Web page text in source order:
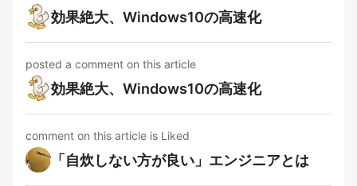
効果絶大、Windows10の高速化
posted a comment on this article
効果絶大、Windows10の高速化
comment on this article is Liked
「自炊しない方が良い」エンジニアとは